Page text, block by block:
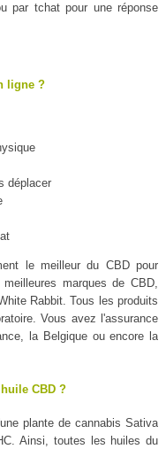
par tchat pour une réponse
ligne ?
déplacer
le meilleur du CBD pour
marques de CBD,
Rabbit. Tous les produits
Vous avez l'assurance
la Belgique ou encore la
CBD ?
plante de cannabis Sativa
Ainsi, toutes les huiles du